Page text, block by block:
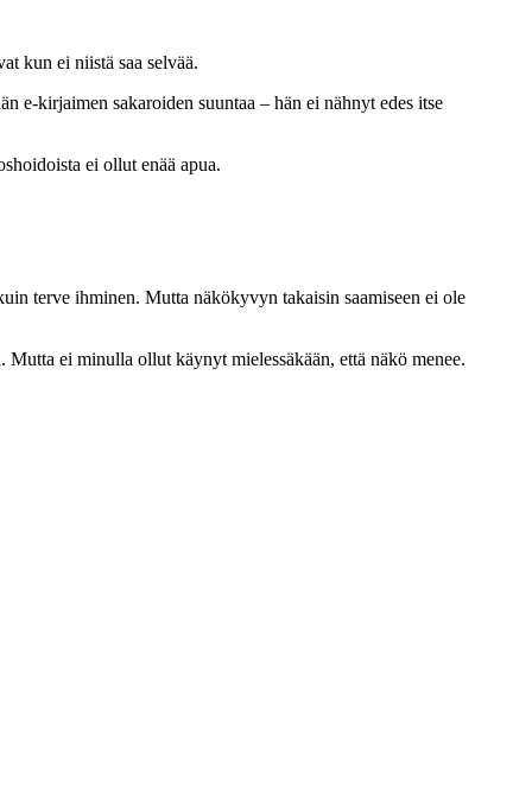
kun ei niistä saa selvää.
e-kirjaimen sakaroiden suuntaa – hän ei nähnyt edes itse
ei ollut enää apua.
terve ihminen. Mutta näkökyvyn takaisin saamiseen ei ole
ei minulla ollut käynyt mielessäkään, että näkö menee.